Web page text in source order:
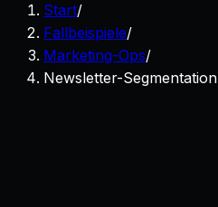
Start/
Fallbeispiele/
Marketing-Ops/
Newsletter-Segmentation